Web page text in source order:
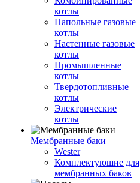
котлы
Напольные газовые
котлы
Настенные газовые
котлы
Промышленные
котлы
Твердотопливные
котлы
Электрические
котлы
Мембранные баки
Wester
Комплектуюшие для
мембранных баков